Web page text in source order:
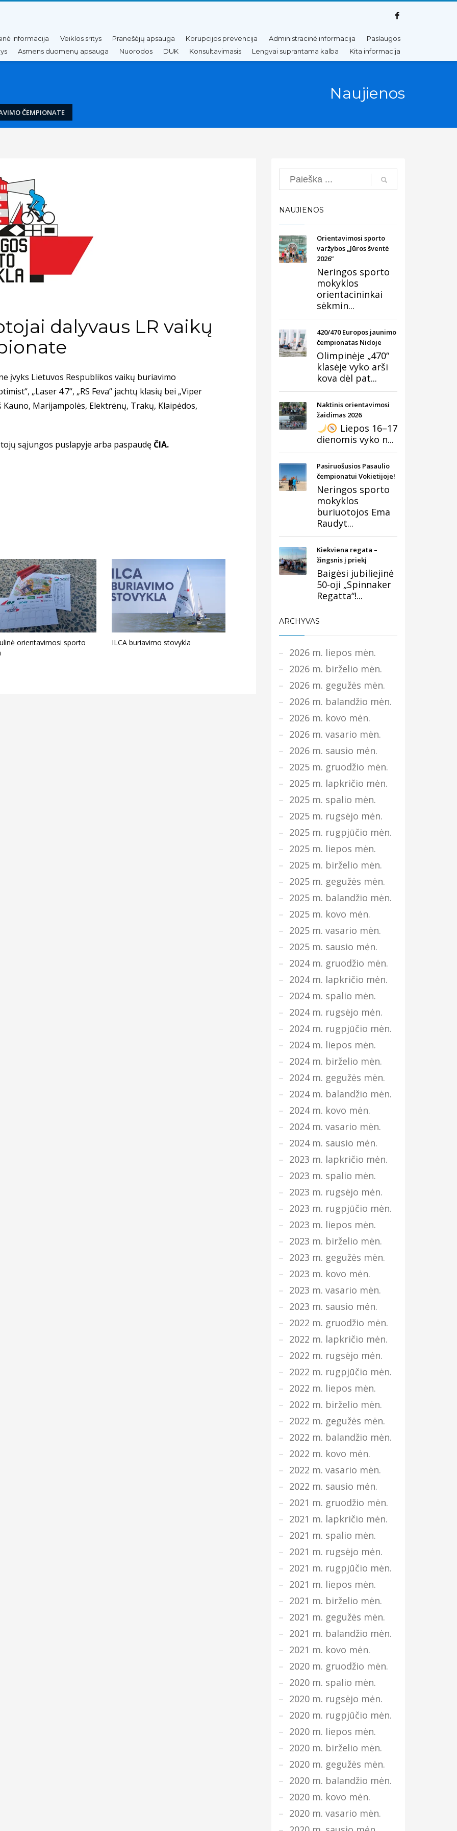
informacija Veiklos sritys Pranešėjų apsauga Korupcijos prevencija Administracinė informacija
Paslaugos
Asmens duomenų apsauga Nuorodos DUK Konsultavimasis Lengvai suprantama kalba Kita informacija
ČEMPIONATE
Naujienos
dalyvaus LR vaikų
įvyks Lietuvos Respublikos vaikų buriavimo
„Laser 4.7“, „RS Feva“ jachtų klasių bei „Viper
Marijampolės, Elektrėnų, Trakų, Klaipėdos,
sąjungos puslapyje arba paspaudę ČIA.
orientavimosi sporto
ILCA buriavimo stovykla
Search
NAUJIENOS
Orientavimosi sporto
varžybos „Jūros šventė
2026“
Neringos sporto
mokyklos
orientacininkai
sėkmin...
420/470 Europos jaunimo
čempionatas Nidoje
Olimpinėje „470“
klasėje vyko arši
kova dėl pat...
Naktinis orientavimosi
žaidimas 2026
Liepos 16–17
dienomis vyko n...
Pasiruošusios Pasaulio
čempionatui Vokietijoje!
Neringos sporto
mokyklos
buriuotojos Ema
Raudyt...
Kiekviena regata –
žingsnis į priekį
Baigėsi jubiliejinė
50-oji „Spinnaker
Regatta“!...
ARCHYVAS
2026 m. liepos mėn.
2026 m. birželio mėn.
2026 m. gegužės mėn.
2026 m. balandžio mėn.
2026 m. kovo mėn.
2026 m. vasario mėn.
2026 m. sausio mėn.
2025 m. gruodžio mėn.
2025 m. lapkričio mėn.
2025 m. spalio mėn.
2025 m. rugsėjo mėn.
2025 m. rugpjūčio mėn.
2025 m. liepos mėn.
2025 m. birželio mėn.
2025 m. gegužės mėn.
2025 m. balandžio mėn.
2025 m. kovo mėn.
2025 m. vasario mėn.
2025 m. sausio mėn.
2024 m. gruodžio mėn.
2024 m. lapkričio mėn.
2024 m. spalio mėn.
2024 m. rugsėjo mėn.
2024 m. rugpjūčio mėn.
2024 m. liepos mėn.
2024 m. birželio mėn.
2024 m. gegužės mėn.
2024 m. balandžio mėn.
2024 m. kovo mėn.
2024 m. vasario mėn.
2024 m. sausio mėn.
2023 m. lapkričio mėn.
2023 m. spalio mėn.
2023 m. rugsėjo mėn.
2023 m. rugpjūčio mėn.
2023 m. liepos mėn.
2023 m. birželio mėn.
2023 m. gegužės mėn.
2023 m. kovo mėn.
2023 m. vasario mėn.
2023 m. sausio mėn.
2022 m. gruodžio mėn.
2022 m. lapkričio mėn.
2022 m. rugsėjo mėn.
2022 m. rugpjūčio mėn.
2022 m. liepos mėn.
2022 m. birželio mėn.
2022 m. gegužės mėn.
2022 m. balandžio mėn.
2022 m. kovo mėn.
2022 m. vasario mėn.
2022 m. sausio mėn.
2021 m. gruodžio mėn.
2021 m. lapkričio mėn.
2021 m. spalio mėn.
2021 m. rugsėjo mėn.
2021 m. rugpjūčio mėn.
2021 m. liepos mėn.
2021 m. birželio mėn.
2021 m. gegužės mėn.
2021 m. balandžio mėn.
2021 m. kovo mėn.
2020 m. gruodžio mėn.
2020 m. spalio mėn.
2020 m. rugsėjo mėn.
2020 m. rugpjūčio mėn.
2020 m. liepos mėn.
2020 m. birželio mėn.
2020 m. gegužės mėn.
2020 m. balandžio mėn.
2020 m. kovo mėn.
2020 m. vasario mėn.